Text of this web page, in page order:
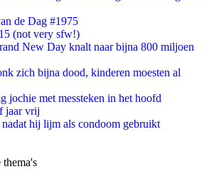
de Dag #1975
(not very sfw!)
New Day knalt naar bijna 800 miljoen
zich bijna dood, kinderen moesten al
jochie met messteken in het hoofd
jaar vrij
hij lijm als condoom gebruikt